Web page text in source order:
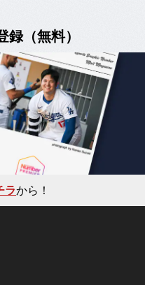
録（無料）
ラから！